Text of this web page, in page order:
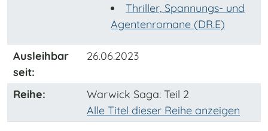
Thriller, Spannungs- und
Agentenromane (DR.E)
Ausleihbar
seit:
26.06.2023
Reihe: Warwick Saga: Teil 2
Alle Titel dieser Reihe anzeigen